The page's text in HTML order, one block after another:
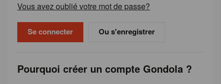
Vous avez oublié votre mot de passe?
Ou s'enregistrer
Pourquoi créer un compte Gondola ?